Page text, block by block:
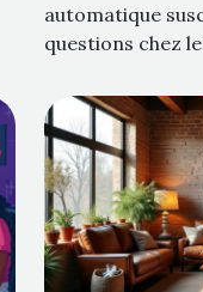
automatique
questions chez